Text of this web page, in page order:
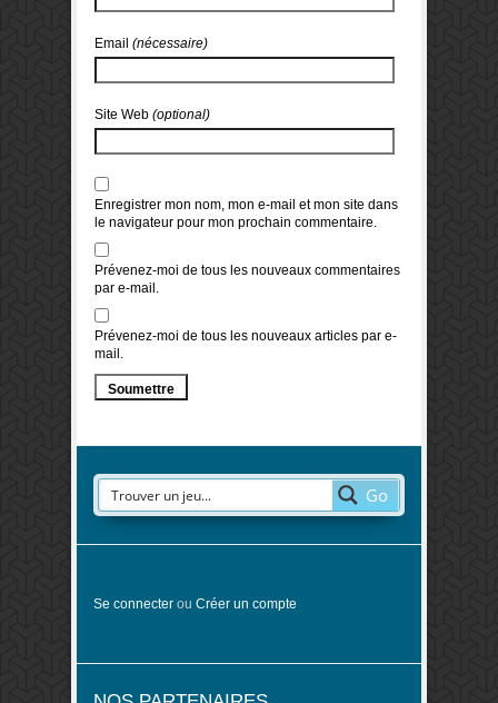
Email (nécessaire)
Site Web (optional)
Enregistrer mon nom, mon e-mail et mon site dans
le navigateur pour mon prochain commentaire.
Prévenez-moi de tous les nouveaux commentaires
par e-mail.
Prévenez-moi de tous les nouveaux articles par e-
mail.
Go
Se connecter ou Créer un compte